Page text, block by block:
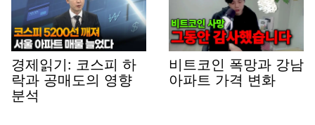
경제읽기: 코스피 하
락과 공매도의 영향
분석
비트코인 폭망과 강남
아파트 가격 변화